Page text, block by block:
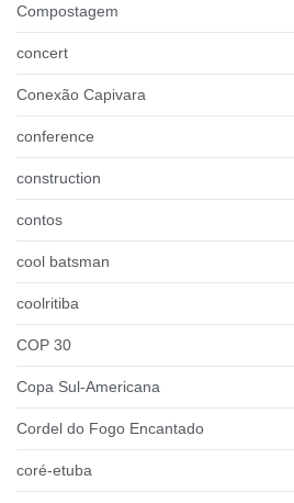
Compostagem
concert
Conexão Capivara
conference
construction
contos
cool batsman
coolritiba
COP 30
Copa Sul-Americana
Cordel do Fogo Encantado
coré-etuba